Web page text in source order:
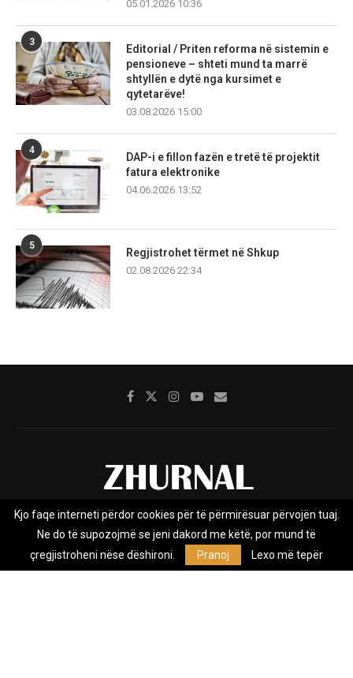
05.01.2026 10:36
3
Editorial / Priten reforma në sistemin e
pensioneve – shteti mund ta marrë
shtyllën e dytë nga kursimet e
qytetarëve!
03.08.2026 15:00
4
DAP-i e fillon fazën e tretë të projektit
fatura elektronike
04.06.2026 13:52
5
Regjistrohet tërmet në Shkup
02.08.2026 22:34
Rreth nesh Impresumi Marketing
Kontakt
Privacy Policy
Zhurnal.mk është Agjenci e Lajmeve e pavarur, e themeluar në vitin
Kjo faqe interneti përdor cookies për të përmirësuar përvojën tuaj.
Ne do të supozojmë se jeni dakord me këtë, por mund të
çregjistroheni nëse dëshironi.
Pranoj Lexo më tepër